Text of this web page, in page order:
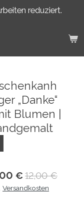
reduziert.
„Danke“
Blumen |
€ 12,00 €
Versandkosten